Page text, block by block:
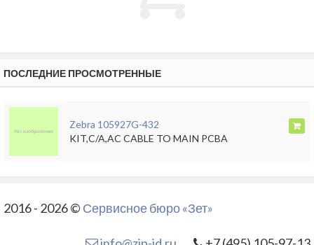
ПОСЛЕДНИЕ ПРОСМОТРЕННЫЕ
Zebra 105927G-432
KIT,C/A,AC CABLE TO MAIN PCBA
2016 - 2026 © Сервисное бюро «Зет»